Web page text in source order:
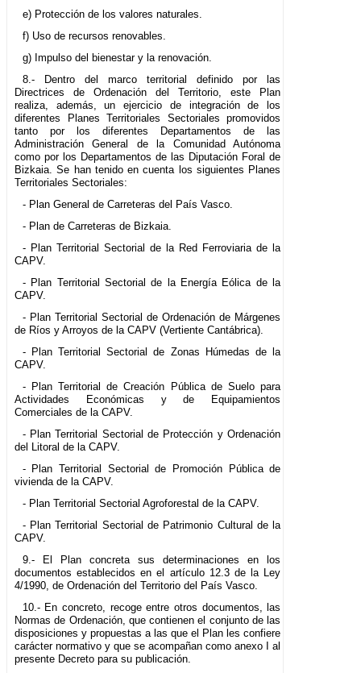
e) Protección de los valores naturales.
f) Uso de recursos renovables.
g) Impulso del bienestar y la renovación.
8.- Dentro del marco territorial definido por las
Directrices de Ordenación del Territorio, este Plan
realiza, además, un ejercicio de integración de los
diferentes Planes Territoriales Sectoriales promovidos
tanto por los diferentes Departamentos de las
Administración General de la Comunidad Autónoma
como por los Departamentos de las Diputación Foral de
Bizkaia. Se han tenido en cuenta los siguientes Planes
Territoriales Sectoriales:
- Plan General de Carreteras del País Vasco.
- Plan de Carreteras de Bizkaia.
- Plan Territorial Sectorial de la Red Ferroviaria de la
CAPV.
- Plan Territorial Sectorial de la Energía Eólica de la
CAPV.
- Plan Territorial Sectorial de Ordenación de Márgenes
de Ríos y Arroyos de la CAPV (Vertiente Cantábrica).
- Plan Territorial Sectorial de Zonas Húmedas de la
CAPV.
- Plan Territorial de Creación Pública de Suelo para
Actividades Económicas y de Equipamientos
Comerciales de la CAPV.
- Plan Territorial Sectorial de Protección y Ordenación
del Litoral de la CAPV.
- Plan Territorial Sectorial de Promoción Pública de
vivienda de la CAPV.
- Plan Territorial Sectorial Agroforestal de la CAPV.
- Plan Territorial Sectorial de Patrimonio Cultural de la
CAPV.
9.- El Plan concreta sus determinaciones en los
documentos establecidos en el artículo 12.3 de la Ley
4/1990, de Ordenación del Territorio del País Vasco.
10.- En concreto, recoge entre otros documentos, las
Normas de Ordenación, que contienen el conjunto de las
disposiciones y propuestas a las que el Plan les confiere
carácter normativo y que se acompañan como anexo I al
presente Decreto para su publicación.